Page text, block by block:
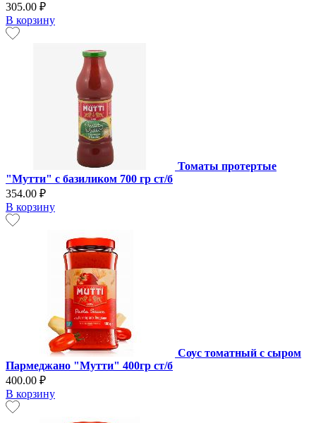
305.00 ₽
В корзину
Томаты протертые
"Мутти" с базиликом 700 гр ст/б
354.00 ₽
В корзину
Соус томатный с сыром
Пармеджано "Мутти" 400гр ст/б
400.00 ₽
В корзину